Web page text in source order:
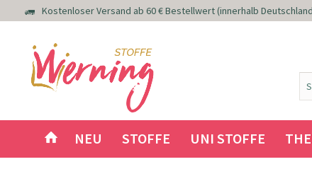
Kostenloser Versand ab 60 € Bestellwert (innerhalb
NEU STOFFE UNI STOFFE